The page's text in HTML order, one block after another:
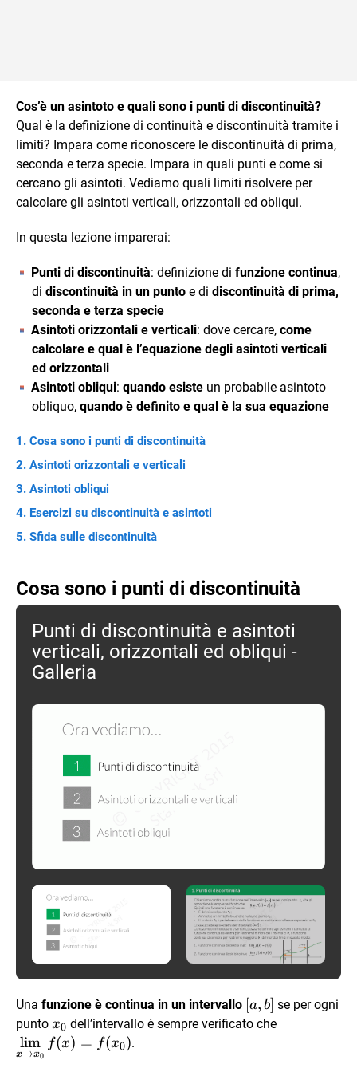
Cos’è un asintoto e quali sono i punti di discontinuità?
Qual è la definizione di continuità e discontinuità tramite i
limiti? Impara come riconoscere le discontinuità di prima,
seconda e terza specie. Impara in quali punti e come si
cercano gli asintoti. Vediamo quali limiti risolvere per
calcolare gli asintoti verticali, orizzontali ed obliqui.
In questa lezione imparerai:
Punti di discontinuità: definizione di funzione continua,
di discontinuità in un punto e di discontinuità di prima,
seconda e terza specie
Asintoti orizzontali e verticali: dove cercare, come
calcolare e qual è l’equazione degli asintoti verticali
ed orizzontali
Asintoti obliqui: quando esiste un probabile asintoto
obliquo, quando è definito e qual è la sua equazione
Cosa sono i punti di discontinuità
Asintoti orizzontali e verticali
Asintoti obliqui
Esercizi su discontinuità e asintoti
Sfida sulle discontinuità
Cosa sono i punti di discontinuità
Punti di discontinuità e asintoti
verticali, orizzontali ed obliqui -
Galleria
Una funzione è continua in un intervallo [a,b]
[a, b] se per ogni
punto x_0
x0 dell’intervallo è sempre verificato che
x→x0
lim f(x) = f(x0).